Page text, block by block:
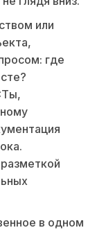
или
где
в одном